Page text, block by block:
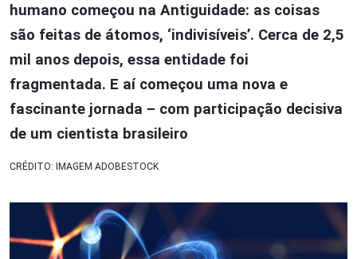
humano começou na Antiguidade: as coisas
são feitas de átomos, ‘indivisíveis’. Cerca de 2,5
mil anos depois, essa entidade foi
fragmentada. E aí começou uma nova e
fascinante jornada – com participação decisiva
de um cientista brasileiro
CRÉDITO: IMAGEM ADOBESTOCK